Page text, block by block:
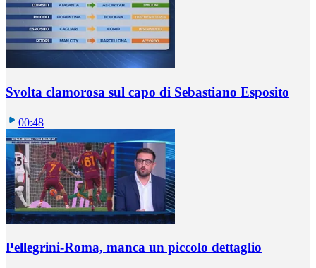
Svolta clamorosa sul capo di Sebastiano Esposito
00:48
Pellegrini-Roma, manca un piccolo dettaglio